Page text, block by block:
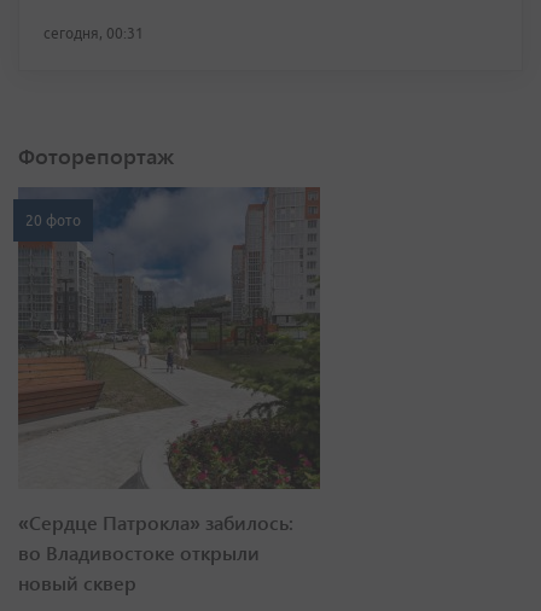
сегодня, 00:31
Фоторепортаж
20 фото
«Сердце Патрокла» забилось:
во Владивостоке открыли
новый сквер